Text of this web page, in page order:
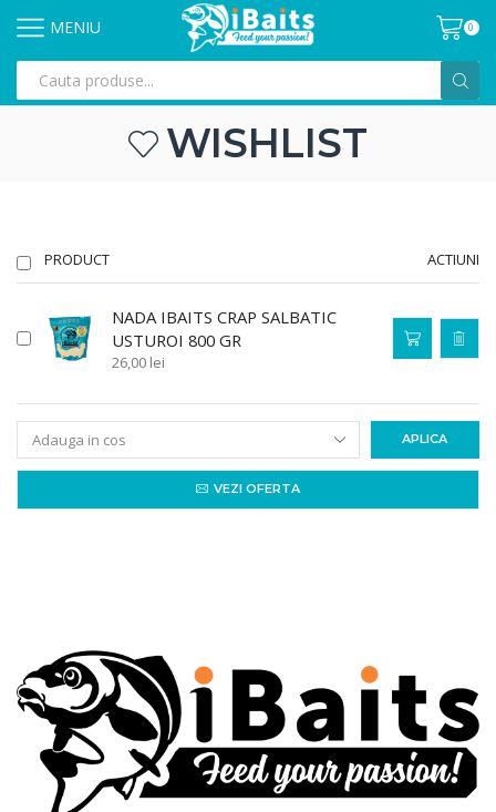
MENIU 0
WISHLIST
PRODUCT ACTIUNI
NADA IBAITS CRAP SALBATIC
USTUROI 800 GR
26,00 lei
APLICA
VEZI OFERTA